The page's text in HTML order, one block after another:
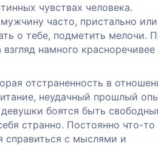
чувствах человека.
часто, пристально или
о тебе, подметить мелочи.
намного красноречивее
отстраненность в
неудачный прошлый
боятся быть
странно. Постоянно что-то
справиться с мыслями и